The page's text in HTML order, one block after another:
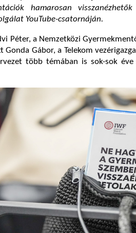
hamarosan
YouTube-csatornáján.
Péter, a Nemzetközi
Gábor, a Telekom
több témában is sok-sok